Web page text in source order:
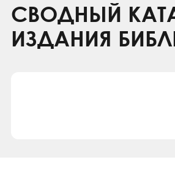
СВОДНЫЙ
ИЗДАНИЯ